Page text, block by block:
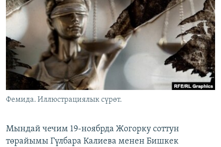
ЭЖЕ-СИҢДИЛЕР
АЗАТТЫК+
ЫҢГАЙСЫЗ СУРООЛОР
ОНЛАЙН ШЕРИНЕ
ЭЕ/АРнун бардык сайттары
Фемида. Иллюстрациялык сүрөт.
Мындай чечим 19-ноябрда Жогорку соттун
төрайымы Гүлбара Калиева менен Бишкек